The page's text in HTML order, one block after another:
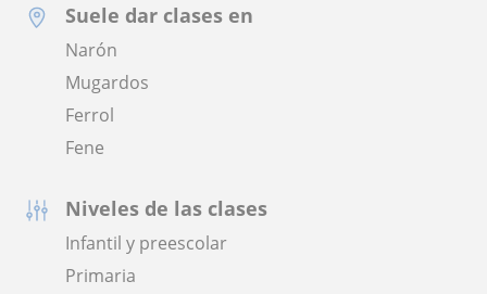
Suele dar clases en
Narón
Mugardos
Ferrol
Fene
Niveles de las clases
Infantil y preescolar
Primaria